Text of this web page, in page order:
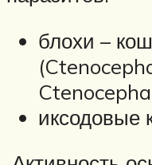
блохи –
иксодовые